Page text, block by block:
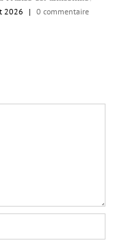
2026
| 0 commentaire